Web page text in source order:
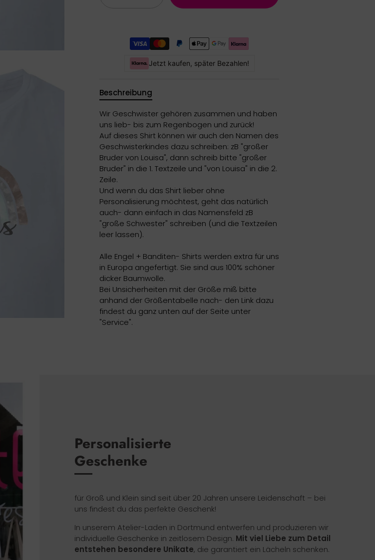
Jetzt kaufen, später Bezahlen!
Beschreibung
Wir Geschwister gehören zusammen und haben
uns lieb- bis zum Regenbogen und zurück!
Auf dieses Shirt können wir auch den Namen des
Geschwisterkindes dazu schreiben: zB "großer
Bruder von Louisa", dann schreib bitte "großer
Bruder" in die 1. Textzeile und "von Louisa" in die 2.
Zeile.
Und wenn du das Shirt lieber ohne
Personalisierung möchtest, geht das natürlich
auch- dann einfach in das Namensfeld zB
"große Schwester" schreiben (und die Textzeilen
leer lassen).
Alle Engel + Banditen- Shirts werden extra für uns
in Europa angefertigt. Sie sind aus 100% schöner
dicker Baumwolle.
Bei Unsicherheiten mit der Größe miß bitte
anhand der Größentabelle nach- den Link dazu
findest du ganz unten auf der Seite unter
"Service".
Personalisierte
Geschenke
für Groß und Klein sind seit über 20 Jahren unsere Leidenschaft – bei
uns findest du das perfekte Geschenk!
In unserem Atelier-Laden in Dortmund entwerfen und produzieren wir
individuelle Geschenke in zeitlosem Design. Mit viel Liebe zum Detail
entstehen besondere Unikate, die garantiert ein Lächeln schenken.